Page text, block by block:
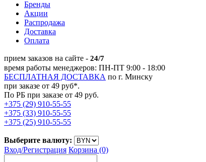
Бренды
Акции
Распродажа
Доставка
Оплата
прием заказов на сайте - 24/7
время работы менеджеров: ПН-ПТ 9:00 - 18:00
БЕСПЛАТНАЯ ДОСТАВКА по г. Минску
при заказе от 49 руб*.
По РБ при заказе от 49 руб.
+375 (29) 910-55-55
+375 (33) 910-55-55
+375 (25) 910-55-55
Выберите валюту:
Вход/Регистрация Корзина (0)